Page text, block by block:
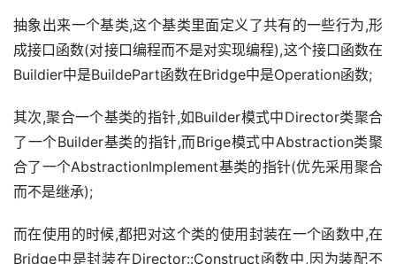
抽象出来一个基类,这个基类里面定义了共有的一些行为,形
成接口函数(对接口编程而不是对实现编程),这个接口函数在
Buildier中是BuildePart函数在Bridge中是Operation函数;
其次,聚合一个基类的指针,如Builder模式中Director类聚合
了一个Builder基类的指针,而Brige模式中Abstraction类聚
合了一个AbstractionImplement基类的指针(优先采用聚合
而不是继承);
而在使用的时候,都把对这个类的使用封装在一个函数中,在
Bridge中是封装在Director::Construct函数中,因为装配不